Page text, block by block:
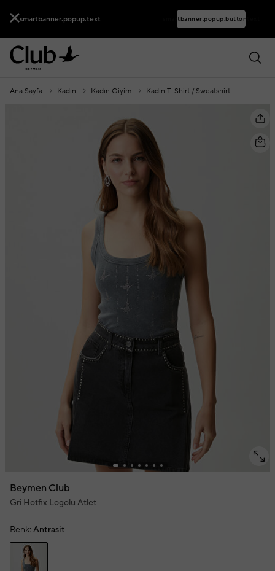
smartbanner.popup.text smartbanner.popup.buttontext
Ana Sayfa Kadın Kadın Giyim Kadın T-Shirt / Sweatshirt
Beymen Club
Gri Hotfix Logolu Atlet
Renk: Antrasit